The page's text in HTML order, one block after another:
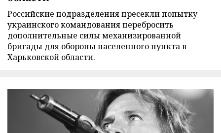
Российские подразделения пресекли попытку
украинского командования перебросить
дополнительные силы механизированной
бригады для обороны населенного пункта в
Харьковской области.